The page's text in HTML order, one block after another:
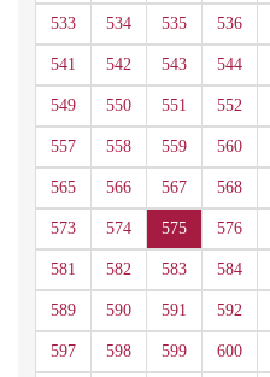
533 534 535 536
541 542 543 544
549 550 551 552
557 558 559 560
565 566 567 568
573 574 575 576
581 582 583 584
589 590 591 592
597 598 599 600